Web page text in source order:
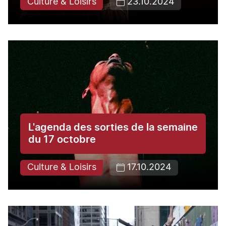
Culture & Loisirs 23.10.2024
L'agenda des sorties de la semaine
du 17 octobre
Culture & Loisirs 17.10.2024